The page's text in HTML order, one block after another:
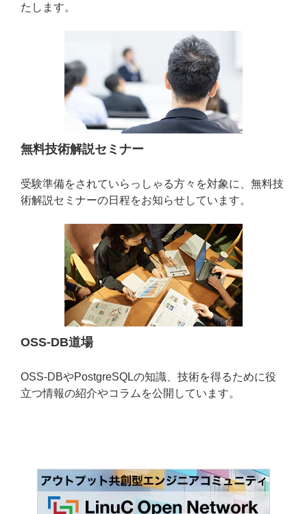
たします。
無料技術解説セミナー
受験準備をされていらっしゃる方々を対象に、無料技
術解説セミナーの日程をお知らせしています。
OSS-DB道場
OSS-DBやPostgreSQLの知識、技術を得るために役
立つ情報の紹介やコラムを公開しています。